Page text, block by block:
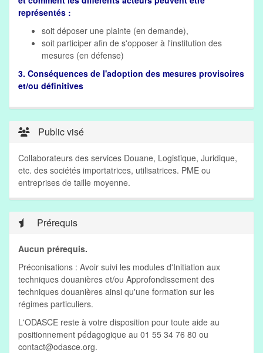
représentés :
soit déposer une plainte (en demande),
soit participer afin de s'opposer à l'institution des
mesures (en défense)
3. Conséquences de l'adoption des mesures provisoires
et/ou définitives
Public visé
Collaborateurs des services Douane, Logistique, Juridique,
etc. des sociétés importatrices, utilisatrices. PME ou
entreprises de taille moyenne.
Prérequis
Aucun prérequis.
Préconisations : Avoir suivi les modules d'Initiation aux
techniques douanières et/ou Approfondissement des
techniques douanières ainsi qu'une formation sur les
régimes particuliers.
L'ODASCE reste à votre disposition pour toute aide au
positionnement pédagogique au 01 55 34 76 80 ou
contact@odasce.org.